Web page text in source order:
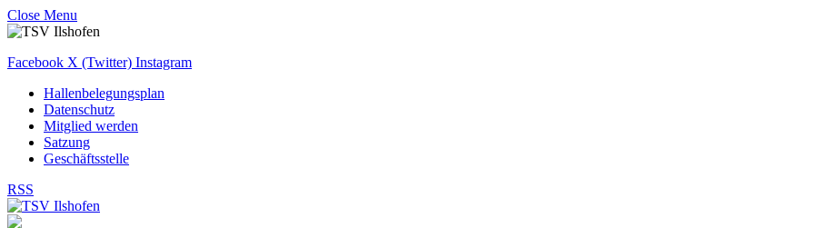
Close Menu
Facebook X (Twitter) Instagram
Hallenbelegungsplan
Datenschutz
Mitglied werden
Satzung
Geschäftsstelle
RSS